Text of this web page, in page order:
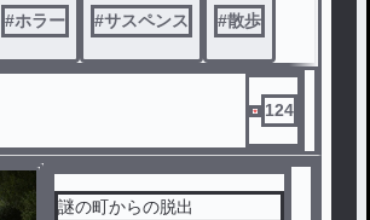
#ホラー #サスペンス #散歩
124
謎の町からの脱出